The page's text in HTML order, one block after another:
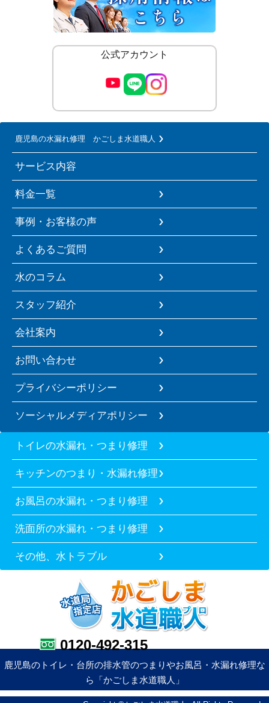
公式アカウント
鹿児島の水漏れ修理 かごしま水道職人
サービス内容
料金一覧
事例・お客様の声
よくあるご質問
水のコラム
スタッフ紹介
会社案内
お問い合わせ
プライバシーポリシー
ソーシャルメディアポリシー
トイレの水漏れ・つまり修理
キッチンのつまり・水漏れ修理
お風呂の水漏れ・つまり修理
洗面所の水漏れ・つまり修理
その他、水トラブル
0120-492-315
鹿児島のトイレ・台所の排水管のつまりやお風呂・水漏れ修理な
ら「かごしま水道職人」